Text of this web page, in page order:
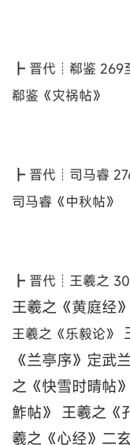
┣ 晋代┊郗鉴 269
郗鉴《灾祸帖》
┣ 晋代┊司马睿
司马睿《中秋帖》
┣ 晋代┊王羲之
王羲之《黄庭经》
王羲之《乐毅论》
《兰亭序》定武
之《快雪时晴帖
鮓帖》 王羲之《
羲之《心经》二